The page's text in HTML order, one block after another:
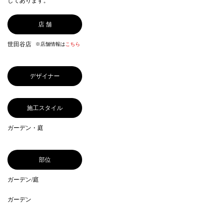
店 舗
世田谷店 ※店舗情報は こちら
デザイナー
施工スタイル
ガーデン・庭
部位
ガーデン/庭
ガーデン